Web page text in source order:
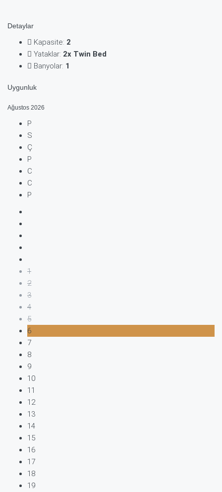
Detaylar
Kapasite: 2
Yataklar: 2x Twin Bed
Banyolar: 1
Uygunluk
Ağustos 2026
P
S
Ç
P
C
C
P
1
2
3
4
5
6
7
8
9
10
11
12
13
14
15
16
17
18
19